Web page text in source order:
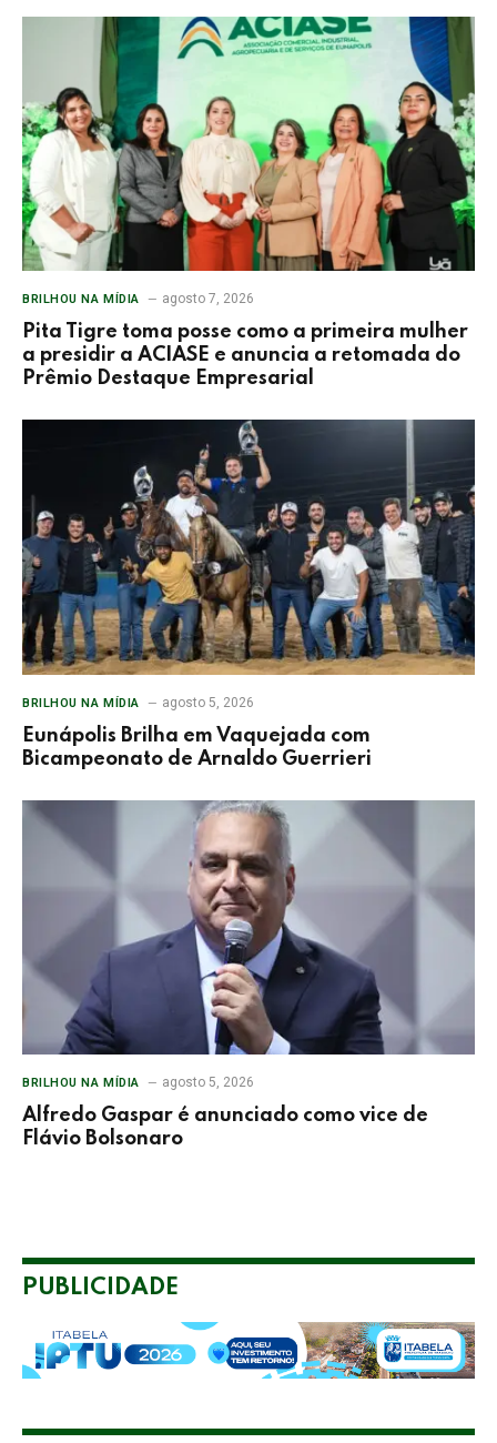
BRILHOU NA MÍDIA agosto 7, 2026
Pita Tigre toma posse como a primeira mulher
a presidir a ACIASE e anuncia a retomada do
Prêmio Destaque Empresarial
BRILHOU NA MÍDIA agosto 5, 2026
Eunápolis Brilha em Vaquejada com
Bicampeonato de Arnaldo Guerrieri
BRILHOU NA MÍDIA agosto 5, 2026
Alfredo Gaspar é anunciado como vice de
Flávio Bolsonaro
PUBLICIDADE